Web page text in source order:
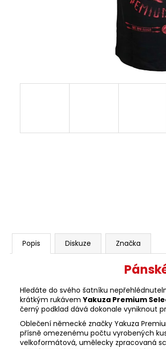
Popis Diskuze Značka
Hledáte do svého šatníku
krátkým rukávemYakuza Premium
černý podklad dává dokonale vyniknout
Oblečení německé značky Yakuza
přísně omezenému počtu vyrobených
velkoformátová, umělecky zpracovaná
848 Kč